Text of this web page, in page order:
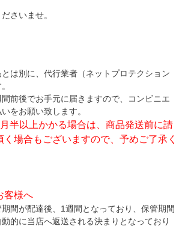
さいませ。
とは別に、代行業者（ネットプロテクション
間前後でお手元に届きますので、コンビニエ
をお願い致します。
半以上かかる場合は、商品発送前に請
場合もございますので、予めご了承く
客様へ
間が配達後、1週間となっており、保管期間
的に当店へ返送される決まりとなっており